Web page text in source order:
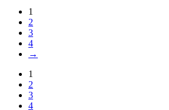
1
2
3
4
→
1
2
3
4